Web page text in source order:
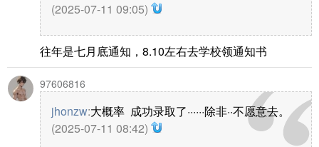
(2025-07-11 09:05)
往年是七月底通知，8.10左右去学校领通知书
97606816
jhonzw:大概率 成功录取了······除非··不愿意去。
(2025-07-11 08:42)